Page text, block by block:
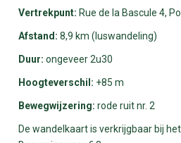
Vertrekpunt: Rue de la Bascule 4,
Afstand: 8,9 km (luswandeling)
Duur: ongeveer 2u30
Hoogteverschil: +85 m
Bewegwijzering: rode ruit nr. 2
De wandelkaart is verkrijgbaar bij